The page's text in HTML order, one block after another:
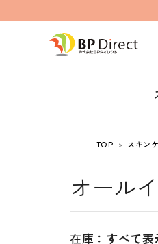
TOP スキン
オール
在庫： すべて表